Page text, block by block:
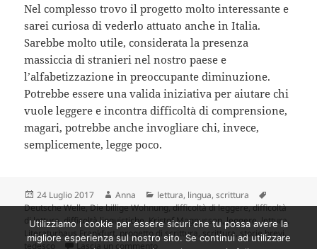
Nel complesso trovo il progetto molto interessante e
sarei curiosa di vederlo attuato anche in Italia.
Sarebbe molto utile, considerata la presenza
massiccia di stranieri nel nostro paese e
l’alfabetizzazione in preoccupante diminuzione.
Potrebbe essere una valida iniziativa per aiutare chi
vuole leggere e incontra difficoltà di comprensione,
magari, potrebbe anche invogliare chi, invece,
semplicemente, legge poco.
Scritto
il
24 Luglio 2017 Autore
Anna Categorie
lettura, lingua,scrittura
Deutsche Welle,Die billige Wohnung,difficoltà di leggere,difficoltà
di lettura,difficoltà linguistiche,Kristof Magnusson,leggere,lettura,
Literaturhaus Frankfurt,progetto di scrittura , scrittura,storie brevi,
tedesco
Lascia un commentosu Scrivere storie semplici: un
Utilizziamo i cookie per essere sicuri che tu possa avere la
migliore esperienza sul nostro sito. Se continui ad utilizzare